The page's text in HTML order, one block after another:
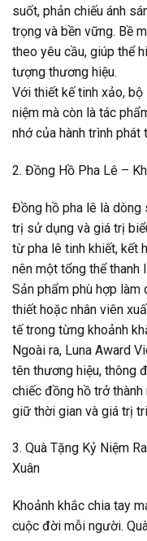
suốt, phản chiếu ánh
trọng và bền vững. Bề
theo yêu cầu, giúp thể
tượng thương hiệu.
Với thiết kế tinh xảo,
niệm mà còn là tác
nhớ của hành trình phát
2. Đồng Hồ Pha Lê –
Đồng hồ pha lê là
trị sử dụng và giá trị
từ pha lê tinh khiết, kết
nên một tổng thể thanh
Sản phẩm phù hợp làm
thiết hoặc nhân viên
tế trong từng khoảnh
Ngoài ra, Luna Award
tên thương hiệu, thông
chiếc đồng hồ trở
giữ thời gian và giá trị
3. Quà Tặng Kỷ Niệm
Xuân
Khoảnh khắc chia tay
cuộc đời mỗi người.